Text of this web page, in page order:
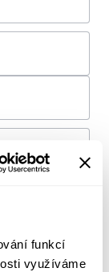
funkcí
využíváme